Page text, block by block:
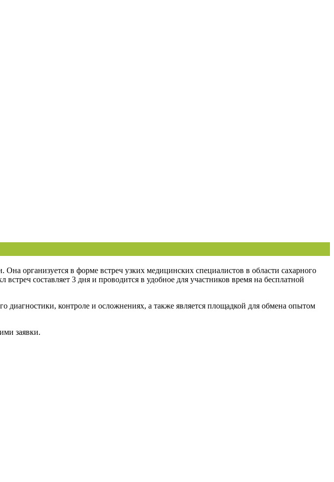
организуется в форме встреч узких медицинских специалистов в области сахарного
составляет 3 дня и проводится в удобное для участников время на бесплатной
диагностики, контроле и осложнениях, а также является площадкой для обмена опытом
заявки.